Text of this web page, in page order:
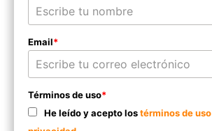
Email*
Términos de uso*
He leído y acepto lostérminos de uso